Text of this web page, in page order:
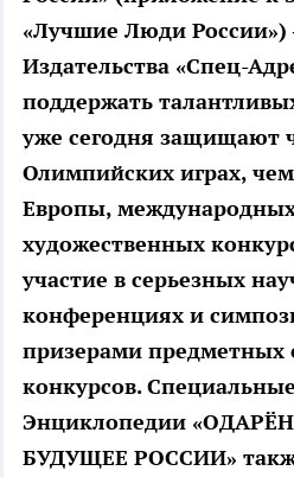
«Лучшие Люди России»)
Издательства «Спец-
поддержать
уже сегодня защищают
Олимпийских играх,
Европы,
художественных
участие в серьезных
конференциях и
призерами предметных
конкурсов.
Энциклопедии
БУДУЩЕЕ РОССИИ»